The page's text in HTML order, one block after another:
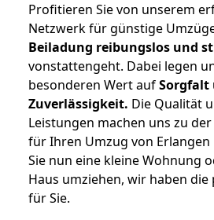
Profitieren Sie von unserem
Netzwerk für günstige
Beiladung reibungslos und
vonstattengeht. Dabei legen
besonderen Wert aufSorgfalt
Zuverlässigkeit. Die Qualität
Leistungen machen uns zu
für Ihren Umzug von Erlangen
Sie nun eine kleine Wohnung
Haus umziehen, wir haben die
für Sie.